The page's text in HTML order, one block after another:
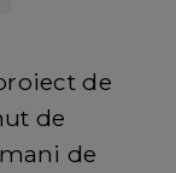
de
de
de